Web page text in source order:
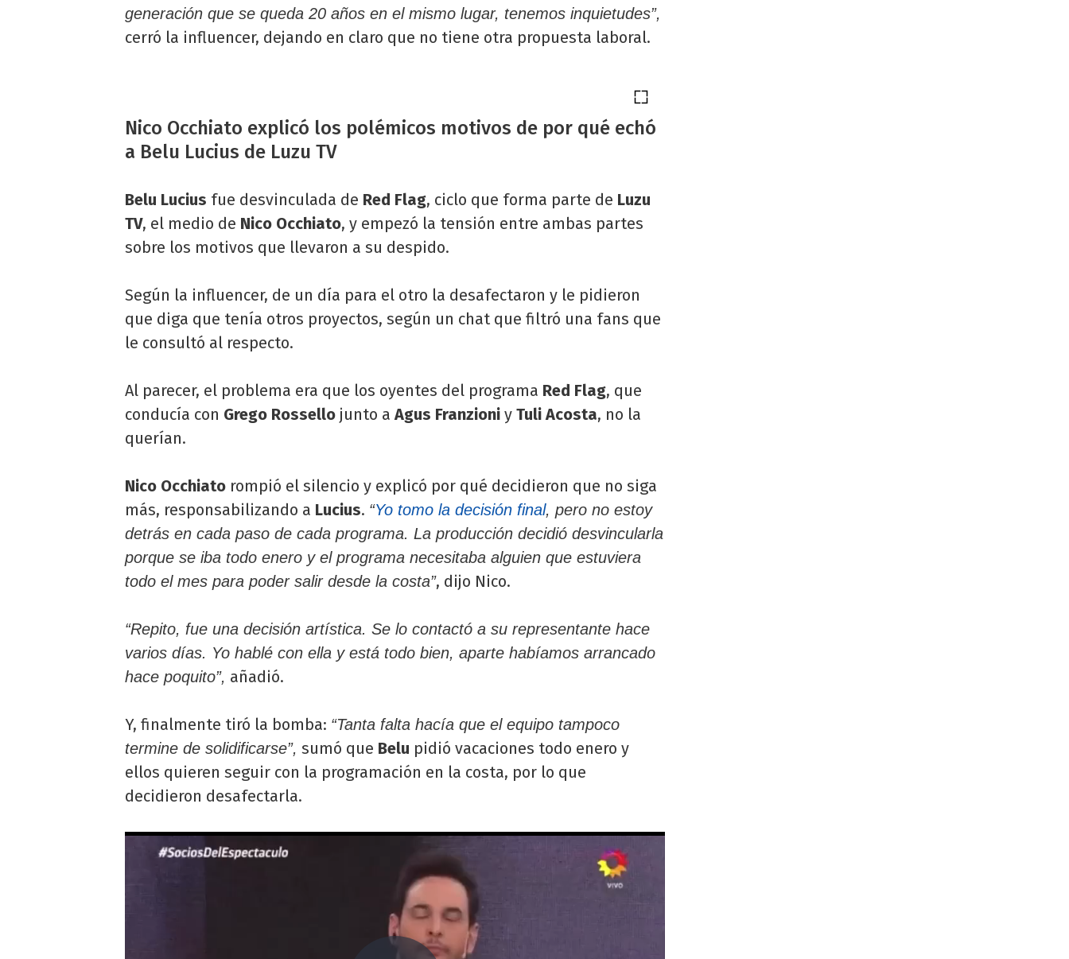
generación que se queda 20 años en el mismo lugar, tenemos inquietudes”,
cerró la influencer, dejando en claro que no tiene otra propuesta laboral.
Nico Occhiato explicó los polémicos motivos de por qué echó
a Belu Lucius de Luzu TV
Belu Lucius fue desvinculada de Red Flag, ciclo que forma parte de Luzu
TV, el medio de Nico Occhiato, y empezó la tensión entre ambas partes
sobre los motivos que llevaron a su despido.
Según la influencer, de un día para el otro la desafectaron y le pidieron
que diga que tenía otros proyectos, según un chat que filtró una fans que
le consultó al respecto.
Al parecer, el problema era que los oyentes del programa Red Flag, que
conducía con Grego Rossello junto aAgus Franzioni y Tuli Acosta, no la
querían.
Nico Occhiato rompió el silencio y explicó por qué decidieron que no siga
más, responsabilizando a Lucius. “Yo tomo la decisión final, pero no estoy
detrás en cada paso de cada programa. La producción decidió desvincularla
porque se iba todo enero y el programa necesitaba alguien que estuviera
todo el mes para poder salir desde la costa”, dijo Nico.
“Repito, fue una decisión artística. Se lo contactó a su representante hace
varios días. Yo hablé con ella y está todo bien, aparte habíamos arrancado
hace poquito”, añadió.
Y, finalmente tiró la bomba: “Tanta falta hacía que el equipo tampoco
termine de solidificarse”, sumó que Belu pidió vacaciones todo enero y
ellos quieren seguir con la programación en la costa, por lo que
decidieron desafectarla.